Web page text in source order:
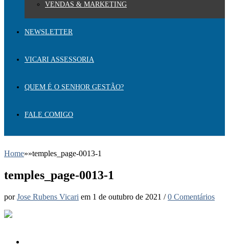
VENDAS & MARKETING
NEWSLETTER
VICARI ASSESSORIA
QUEM É O SENHOR GESTÃO?
FALE COMIGO
Home»»temples_page-0013-1
temples_page-0013-1
porJose Rubens Vicari em 1 de outubro de 2021 /0 Comentários